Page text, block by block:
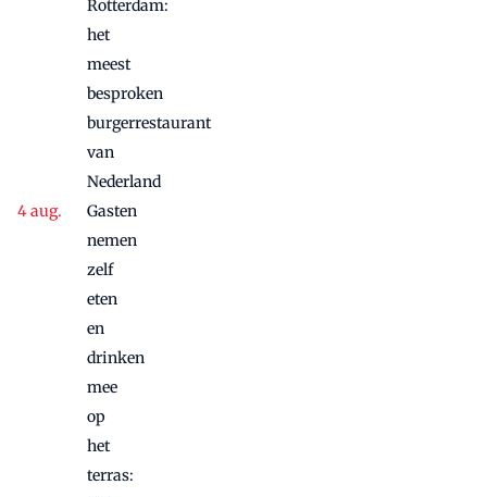
Rotterdam:
het
meest
besproken
burgerrestaurant
van
Nederland
Gasten
nemen
zelf
eten
en
drinken
mee
op
het
terras: